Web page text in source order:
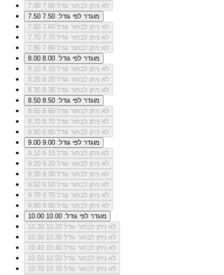
7.00
לא ניתן לבחור גודל 7.00
7.50
מוגדר לפי גודל: 7.50
7.60
לא ניתן לבחור גודל 7.60
7.70
לא ניתן לבחור גודל 7.70
7.80
לא ניתן לבחור גודל 7.80
8.00
מוגדר לפי גודל: 8.00
8.10
לא ניתן לבחור גודל 8.10
8.20
לא ניתן לבחור גודל 8.20
8.30
לא ניתן לבחור גודל 8.30
8.50
מוגדר לפי גודל: 8.50
8.60
לא ניתן לבחור גודל 8.60
8.70
לא ניתן לבחור גודל 8.70
8.80
לא ניתן לבחור גודל 8.80
9.00
מוגדר לפי גודל: 9.00
9.10
לא ניתן לבחור גודל 9.10
9.20
לא ניתן לבחור גודל 9.20
9.30
לא ניתן לבחור גודל 9.30
9.50
לא ניתן לבחור גודל 9.50
9.70
לא ניתן לבחור גודל 9.70
9.80
לא ניתן לבחור גודל 9.80
10.00
מוגדר לפי גודל: 10.00
10.20
לא ניתן לבחור גודל 10.20
10.30
לא ניתן לבחור גודל 10.30
10.40
לא ניתן לבחור גודל 10.40
10.50
לא ניתן לבחור גודל 10.50
10.70
לא ניתן לבחור גודל 10.70